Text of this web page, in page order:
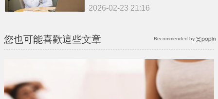
2026-02-23 21:16
您也可能喜歡這些文章 Recommended by